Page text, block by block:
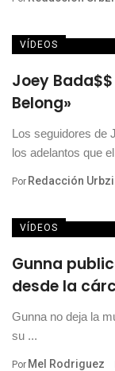
VÍDEOS
Joey
Belong»
Los seguidores de
los adelantos que
Por Redacción
VÍDEOS
Gunna
desde la
Gunna no deja la
su ...
Por Mel Rodriguez